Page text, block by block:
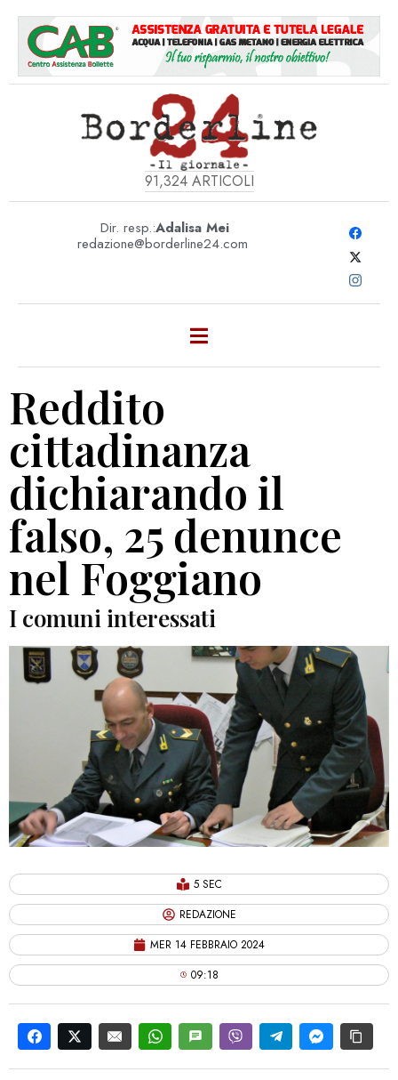
91,324ARTICOLI
Dir. resp.:Adalisa Mei
redazione@borderline24.com
Reddito
cittadinanza
dichiarando il
falso, 25 denunce
nel Foggiano
I comuni interessati
5 SEC
REDAZIONE
MER 14 FEBBRAIO 2024
09:18